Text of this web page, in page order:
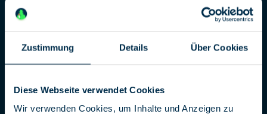
Zustimmung Details Über Cookies
Diese Webseite verwendet Cookies
Wir verwenden Cookies, um Inhalte und Anzeigen zu
Kino in Berlin-Mitte
Secret“ die 30 besten
Spionagefilme. Dabei
Vielfältigkeit des
Genres deutlich –